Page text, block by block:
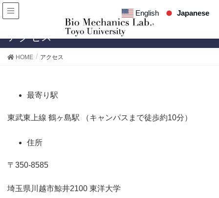
アクセス
HOME アクセス
最寄り駅
東武東上線 鶴ヶ島駅 （キャンパスまで徒歩約10分）
住所
〒350-8585
埼玉県川越市鯨井2100 東洋大学
English Japanese